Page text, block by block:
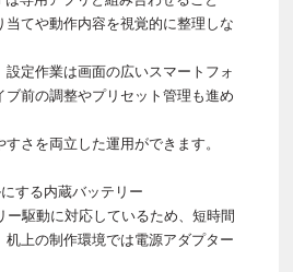
当てや動作内容を視覚的に整理しな
定作業は画面の広いスマートフォ
ブ前の調整やプリセット管理も進め
さを両立した運用ができます。
する内蔵バッテリー
ー駆動に対応しているため、短時間
机上の制作環境では電源アダプター